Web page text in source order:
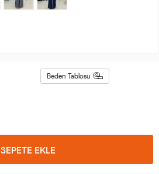
Beden Tablosu
SEPETE EKLE